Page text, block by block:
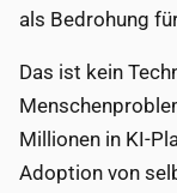
als Bedrohung
Das ist kein
Millionen in KI-
Adoption von